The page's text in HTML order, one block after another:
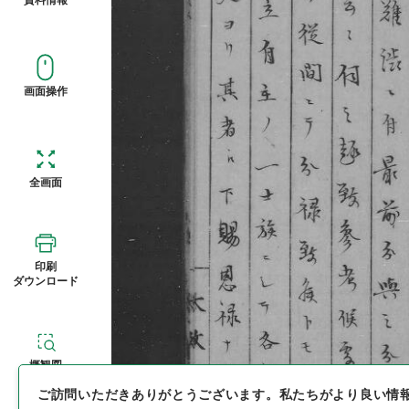
画面操作
全画面
印刷
ダウンロード
概観図
ご訪問いただきありがとうございます。 私たちがより良い情